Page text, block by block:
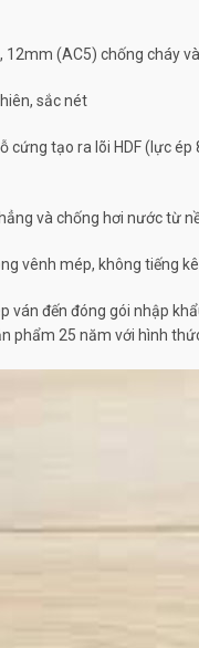
(AC5) chống cháy
sắc nét
cứng tạo ra lõi HDF (lực
và chống hơi nước từ
vênh mép, không tiếng
ván đến đóng gói nhập
phẩm 25 năm với hình